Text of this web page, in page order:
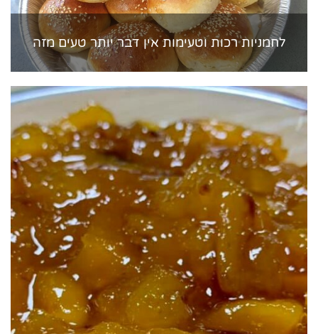
לחמניות רכות וטעימות אין דבר יותר טעים מזה